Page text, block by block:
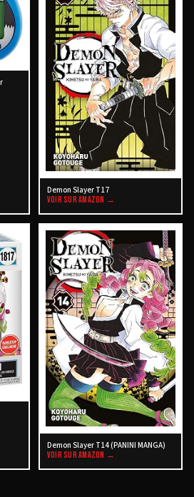
Demon Slayer T17
VOIR SUR AMAZON →
Demon Slayer T14 (PANINI MANGA)
VOIR SUR AMAZON →